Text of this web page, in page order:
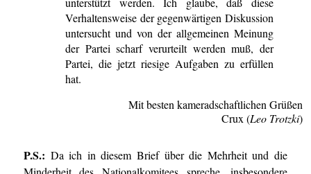
Verhaltensweise der gegenwärtigen Diskussion
untersucht und von der allgemeinen Meinung
der Partei scharf verurteilt werden muß, der
Partei, die jetzt riesige Aufgaben zu erfüllen
hat.
Mit besten kameradschaftlichen Grüßen
Crux (Leo Trotzki)
P.S.: Da ich in diesem Brief über die Mehrheit und die